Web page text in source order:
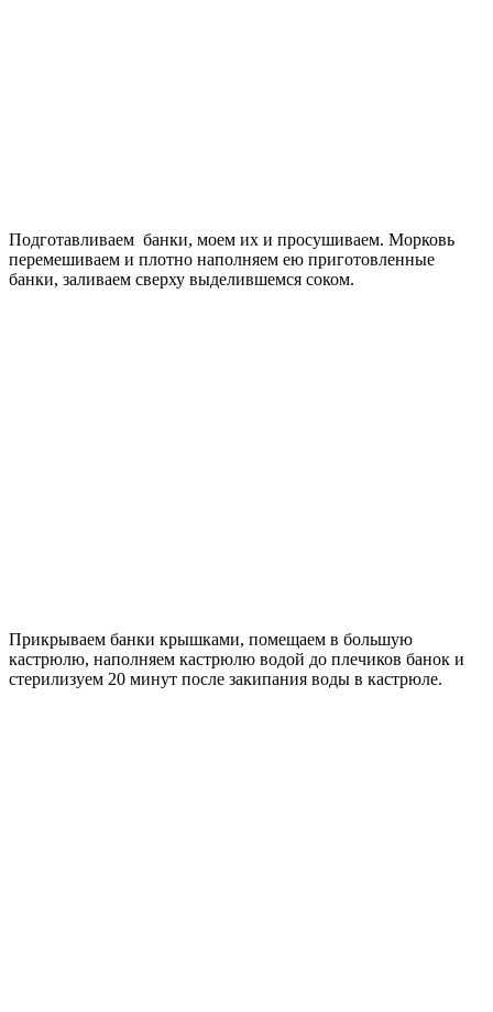
Подготавливаем банки, моем их и просушиваем. Морковь
перемешиваем и плотно наполняем ею приготовленные
банки, заливаем сверху выделившемся соком.
Прикрываем банки крышками, помещаем в большую
кастрюлю, наполняем кастрюлю водой до плечиков банок и
стерилизуем 20 минут после закипания воды в кастрюле.